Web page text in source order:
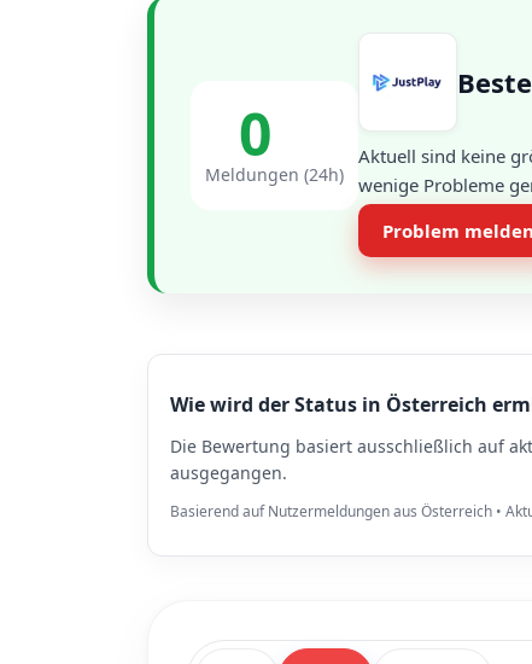
0
Meldungen (24h)
Aktuell sind keine
wenige Probleme
Problem melden
Wie wird der Status in Österreich
Die Bewertung basiert ausschließlich auf
ausgegangen.
Basierend auf Nutzermeldungen aus Österreich •